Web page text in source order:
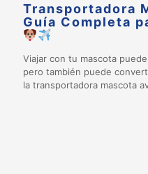
Transportadora
Guía Completa
Viajar con tu mascota
pero también puede
la transportadora mascota